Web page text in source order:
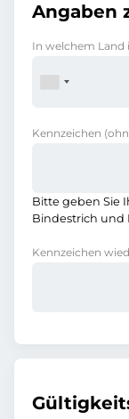
Angaben
In welchem Land
Kennzeichen
Bitte geben Sie
Bindestrich und
Kennzeichen